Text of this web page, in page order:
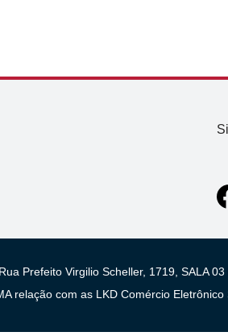
Prefeito Virgilio Scheller, 1719, SALA
relação com as LKD Comércio